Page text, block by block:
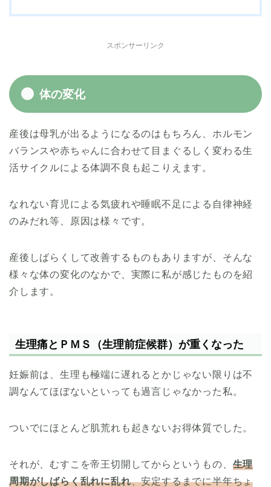
スポンサーリンク
体の変化
産後は母乳が出るようになるのはもちろん、ホルモン
バランスや赤ちゃんに合わせて目まぐるしく変わる生
活サイクルによる体調不良も起こりえます。
なれない育児による気疲れや睡眠不足による自律神経
のみだれ等、原因は様々です。
産後しばらくして改善するものもありますが、そんな
様々な体の変化のなかで、実際に私が感じたものを紹
介します。
生理痛とＰＭＳ（生理前症候群）が重くなった
妊娠前は、生理も極端に遅れるとかじゃない限りは不
調なんてほぼないといっても過言じゃなかった私。
ついでにほとんど肌荒れも起きないお得体質でした。
それが、むすこを帝王切開してからというもの、 生理
周期がしばらく乱れに乱れ、安定するまでに半年ちょ